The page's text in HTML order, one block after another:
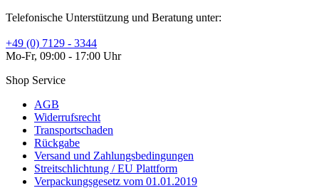
Telefonische Unterstützung und Beratung unter:
+49 (0) 7129 - 3344
Mo-Fr, 09:00 - 17:00 Uhr
Shop Service
AGB
Widerrufsrecht
Transportschaden
Rückgabe
Versand und Zahlungsbedingungen
Streitschlichtung / EU Plattform
Verpackungsgesetz vom 01.01.2019